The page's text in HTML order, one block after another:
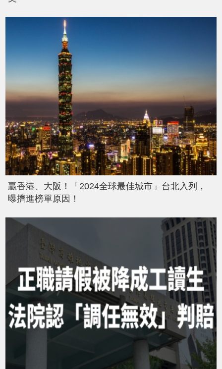
贏香港、大阪！「2024全球最佳城市」台北入列，
曝擠進榜單原因！